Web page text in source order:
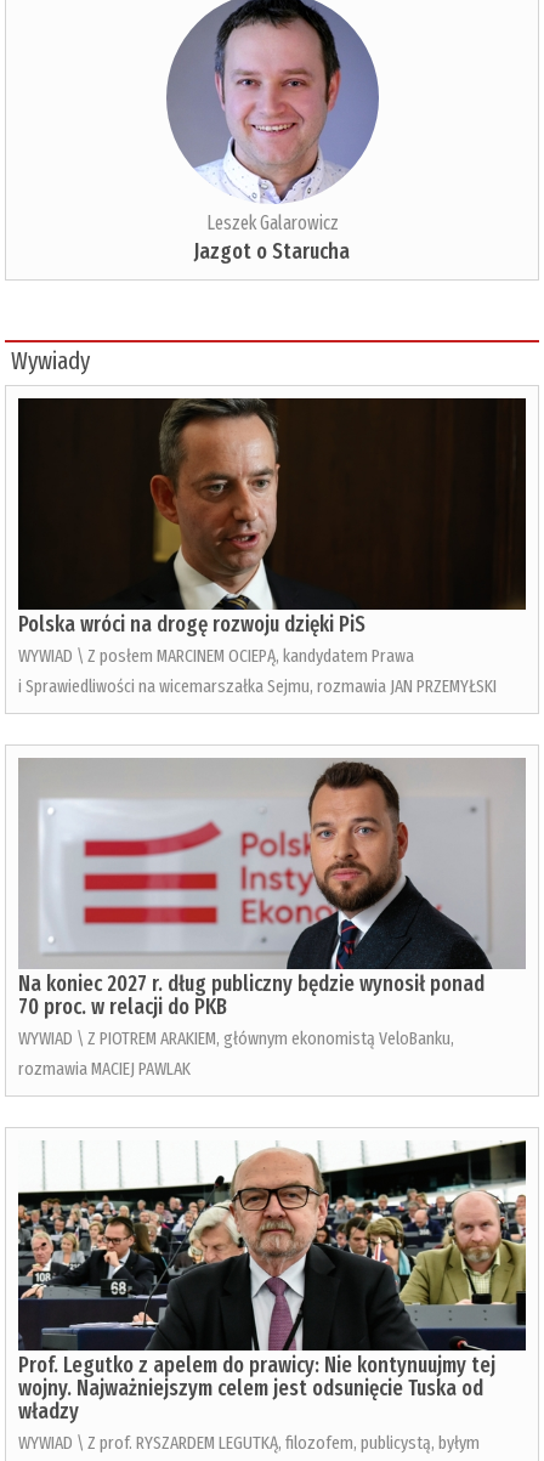
Leszek Galarowicz
Jazgot o Starucha
Wywiady
Polska wróci na drogę rozwoju dzięki PiS
WYWIAD \ Z posłem MARCINEM OCIEPĄ, kandydatem Prawa
i Sprawiedliwości na wicemarszałka Sejmu, rozmawia JAN PRZEMYŁSKI
Na koniec 2027 r. dług publiczny będzie wynosił ponad
70 proc. w relacji do PKB
WYWIAD \ Z PIOTREM ARAKIEM, głównym ekonomistą VeloBanku,
rozmawia MACIEJ PAWLAK
Prof. Legutko z apelem do prawicy: Nie kontynuujmy tej
wojny. Najważniejszym celem jest odsunięcie Tuska od
władzy
WYWIAD \ Z prof. RYSZARDEM LEGUTKĄ, filozofem, publicystą, byłym